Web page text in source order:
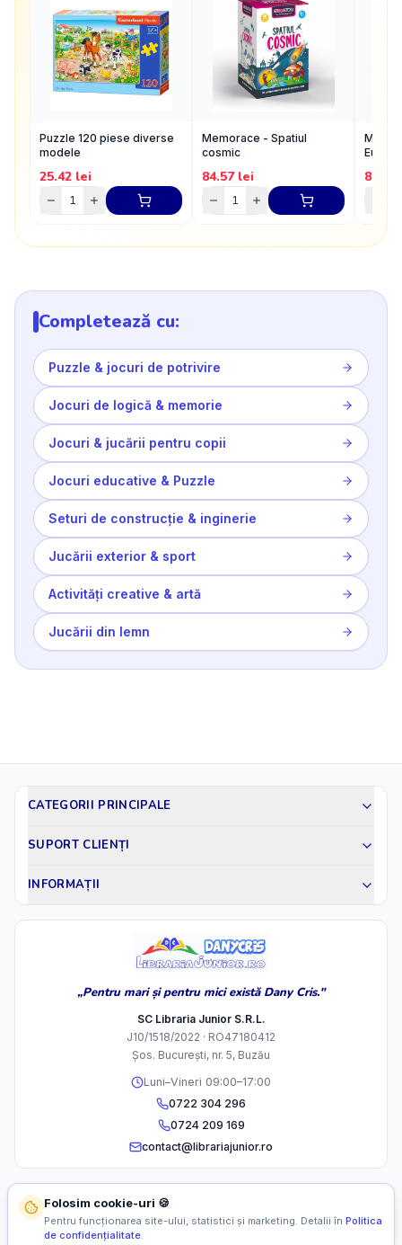
Puzzle 120 piese diverse
modele
25.42 lei
Memorace - Spatiul
cosmic
84.57lei
Europa
84.57
Completează cu:
Puzzle & jocuri de potrivire
Jocuri de logică & memorie
Jocuri & jucării pentru copii
Jocuri educative & Puzzle
Seturi de construcție & inginerie
Jucării exterior & sport
Activități creative & artă
Jucării din lemn
CATEGORII PRINCIPALE
SUPORT CLIENȚI
INFORMAȚII
„Pentru mari și pentru mici există Dany Cris."
SC Libraria Junior S.R.L.
J10/1518/2022 · RO47180412
Șos. București, nr. 5, Buzău
Luni–Vineri 09:00–17:00
0722 304 296
0724 209 169
contact@librariajunior.ro
Folosim cookie-uri 🍪
Pentru funcționarea site-ului, statistici și marketing. Detalii în Politica
de confidențialitate.